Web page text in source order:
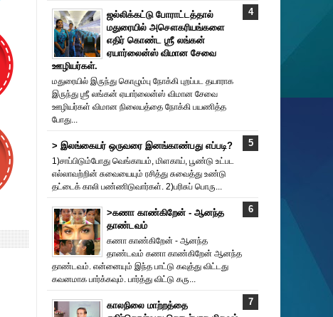
ஜல்லிக்கட்டு போராட்டத்தால்
மதுரையில் அசௌகரியங்களை
எதிர் கொண்ட ஶ்ரீ லங்கன்
ஏயார்லைன்ஸ் விமான சேவை
ஊழியர்கள்.
மதுரையில் இருந்து கொழும்பு நோக்கி புறப்பட தயாராக
இருந்து ஶ்ரீ லங்கன் ஏயார்லைன்ஸ் விமான சேவை
ஊழியர்கள் விமான நிலையத்தை நோக்கி பயணித்த
போது...
> இலங்கையர் ஒருவரை இனங்காண்பது எப்படி?
1)சாப்பிடும்போது வெங்காயம், மிளகாய், பூண்டு உட்பட
எல்லாவற்றின் சுவையையும் ரசித்து சுவைத்து உண்டு
தட்டைக் காலி பண்ணிடுவார்கள். 2)பரிசுப் பொரு...
>கணா காண்கிறேன் - ஆனந்த
தாண்டவம்
கணா காண்கிறேன் - ஆனந்த
தாண்டவம் கணா காண்கிறேன் ஆனந்த
தாண்டவம். என்னையும் இந்த பாட்டு கவுத்து விட்டது
கவனமாக பார்க்கவும். பார்த்து விட்டு கரு...
காலநிலை மாற்றத்தை